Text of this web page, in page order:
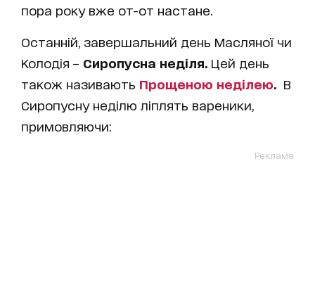
пора року вже от-от настане.
Останній, завершальний день Масляної чи
Колодія – Сиропусна неділя. Цей день
також називають Прощеною неділею
В
Сиропусну неділю ліплять вареники,
примовляючи:
Реклама